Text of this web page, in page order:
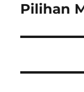
post:
Pilihan